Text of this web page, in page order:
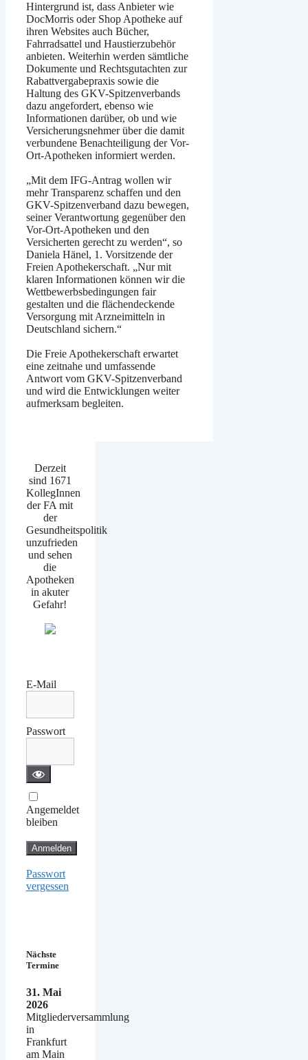
Hintergrund ist, dass Anbieter wie
DocMorris oder Shop Apotheke auf
ihren Websites auch Bücher,
Fahrradsattel und Haustierzubehör
anbieten. Weiterhin werden sämtliche
Dokumente und Rechtsgutachten zur
Rabattvergabepraxis sowie die
Haltung des GKV-Spitzenverbands
dazu angefordert, ebenso wie
Informationen darüber, ob und wie
Versicherungsnehmer über die damit
verbundene Benachteiligung der Vor-
Ort-Apotheken informiert werden.
„Mit dem IFG-Antrag wollen wir
mehr Transparenz schaffen und den
GKV-Spitzenverband dazu bewegen,
seiner Verantwortung gegenüber den
Vor-Ort-Apotheken und den
Versicherten gerecht zu werden“, so
Daniela Hänel, 1. Vorsitzende der
Freien Apothekerschaft. „Nur mit
klaren Informationen können wir die
Wettbewerbsbedingungen fair
gestalten und die flächendeckende
Versorgung mit Arzneimitteln in
Deutschland sichern.“
Die Freie Apothekerschaft erwartet
eine zeitnahe und umfassende
Antwort vom GKV-Spitzenverband
und wird die Entwicklungen weiter
aufmerksam begleiten.
Derzeit
sind 1671
KollegInnen
der FA mit
der
Gesundheitspolitik
unzufrieden
und sehen
die
Apotheken
in akuter
Gefahr!
E-Mail
Passwort
Angemeldet
bleiben
Passwort
vergessen
Nächste
Termine
31. Mai
2026
Mitgliederversammlung
in
Frankfurt
am Main